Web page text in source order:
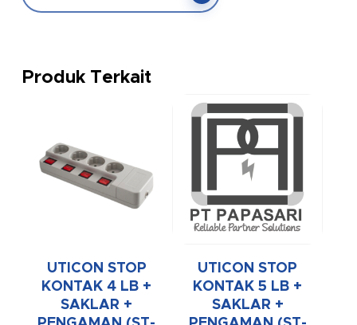
Produk Terkait
UTICON STOP
KONTAK 4 LB +
SAKLAR +
UTICON STOP
KONTAK 5 LB +
SAKLAR +